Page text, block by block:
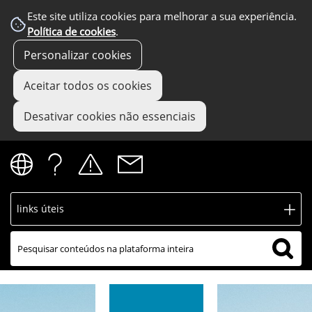
Este site utiliza cookies para melhorar a sua experiência.
Política de cookies.
Personalizar cookies
Aceitar todos os cookies
Desativar cookies não essenciais
links úteis